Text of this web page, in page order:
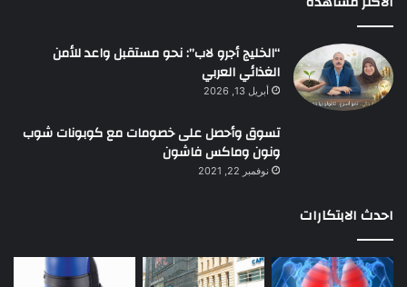
“الخليج أجرو لاب”: نحو مستقبل واعد للأمن
الغذائي العربي
أبريل 13, 2026
تسوق وأحصل على خصومات مع كوبونات شوب
ونون وماكس فاشون
نوفمبر 22, 2021
احدث الابتكارات